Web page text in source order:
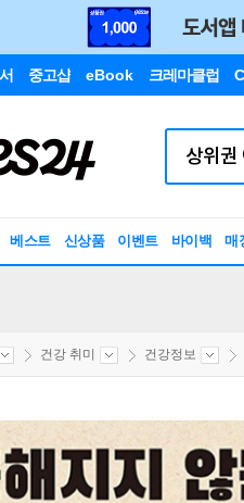
중고샵 eBook 크레마클럽
베스트 신상품 이벤트 바이백 매
건강 취미 건강정보